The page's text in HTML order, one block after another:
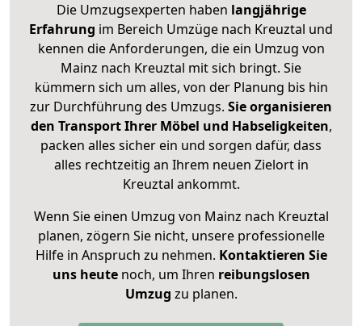
Die Umzugsexperten haben langjährige
Erfahrung im Bereich Umzüge nach Kreuztal und
kennen die Anforderungen, die ein Umzug von
Mainz nach Kreuztal mit sich bringt. Sie
kümmern sich um alles, von der Planung bis hin
zur Durchführung des Umzugs. Sie organisieren
den Transport Ihrer Möbel und Habseligkeiten,
packen alles sicher ein und sorgen dafür, dass
alles rechtzeitig an Ihrem neuen Zielort in
Kreuztal ankommt.
Wenn Sie einen Umzug von Mainz nach Kreuztal
planen, zögern Sie nicht, unsere professionelle
Hilfe in Anspruch zu nehmen. Kontaktieren Sie
uns heutenoch, um Ihren reibungslosen
Umzug zu planen.